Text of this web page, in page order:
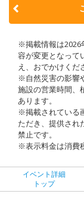
※掲載情報は2026
容が変更となって
え、おでかけくだ
※自然災害の影響
施設の営業時間、
あります。
※掲載されている
ただき、提供され
禁止です。
※表示料金は消費
イベント詳細
トップ